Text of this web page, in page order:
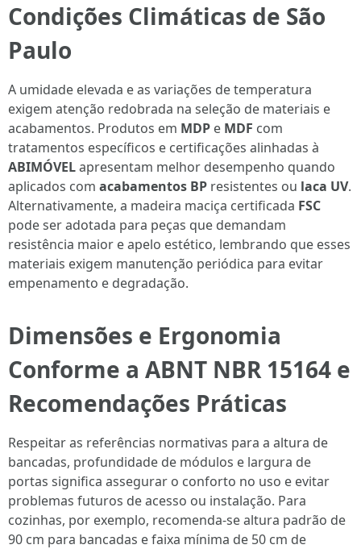
Condições Climáticas de São
Paulo
A umidade elevada e as variações de temperatura
exigem atenção redobrada na seleção de materiais e
acabamentos. Produtos em MDP e MDF com
tratamentos específicos e certificações alinhadas à
ABIMÓVELapresentam melhor desempenho quando
aplicados com acabamentos BP resistentes ou laca UV.
Alternativamente, a madeira maciça certificada FSC
pode ser adotada para peças que demandam
resistência maior e apelo estético, lembrando que esses
materiais exigem manutenção periódica para evitar
empenamento e degradação.
Dimensões e Ergonomia
Conforme a ABNT NBR 15164 e
Recomendações Práticas
Respeitar as referências normativas para a altura de
bancadas, profundidade de módulos e largura de
portas significa assegurar o conforto no uso e evitar
problemas futuros de acesso ou instalação. Para
cozinhas, por exemplo, recomenda-se altura padrão de
90 cm para bancadas e faixa mínima de 50 cm de